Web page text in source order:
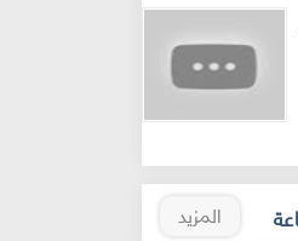
المزيد